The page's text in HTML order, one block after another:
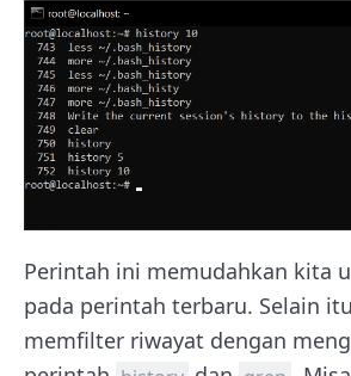
Perintah ini memudahkan kita
pada perintah terbaru. Selain
memfilter riwayat dengan